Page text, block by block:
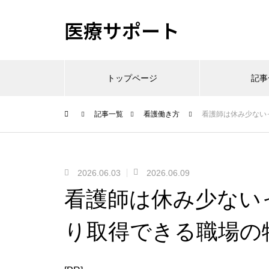
医療サポート
トップページ 記
記事一覧 看護働き方 看護師は休み少な
2026.06.03 2026.06.09
看護師は休み少な
り取得できる職場の